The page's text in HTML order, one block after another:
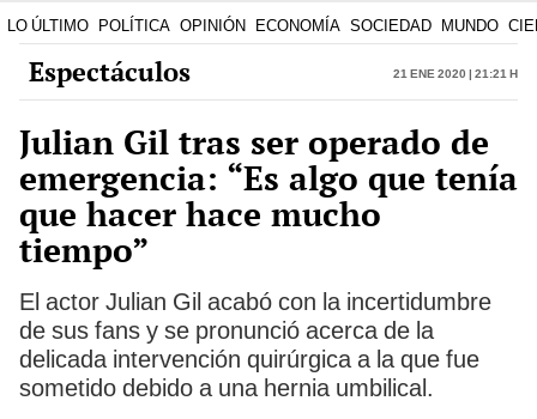
LO ÚLTIMO POLÍTICA OPINIÓN ECONOMÍA SOCIEDAD MUNDO
Espectáculos 21 Ene 2020 | 21:21 h
Julian Gil tras ser operado de
emergencia: “Es algo que tenía
que hacer hace mucho
tiempo”
El actor Julian Gil acabó con la incertidumbre
de sus fans y se pronunció acerca de la
delicada intervención quirúrgica a la que fue
sometido debido a una hernia umbilical.